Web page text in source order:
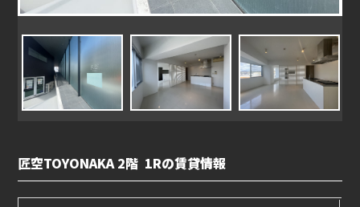
匠空TOYONAKA 2階 1Rの賃貸情報